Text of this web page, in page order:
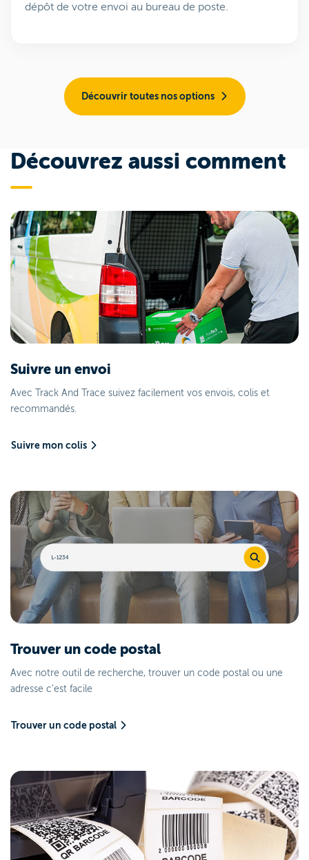
dépôt de votre envoi au bureau de poste.
Découvrir toutes nos options
Découvrez aussi comment
Suivre un envoi
Avec Track And Trace suivez facilement vos envois, colis et
recommandés.
Suivre mon colis
Trouver un code postal
Avec notre outil de recherche, trouver un code postal ou une
adresse c'est facile
Trouver un code postal